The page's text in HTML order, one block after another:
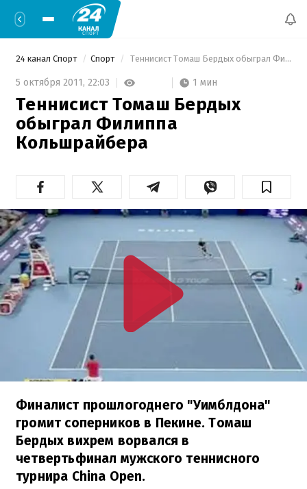
24 канал Спорт Спорт Теннисист Томаш Бердых обыграл Филиппа Кольшрайбера
5 октября 2011, 22:03 1 мин
Теннисист Томаш Бердых
обыграл Филиппа
Кольшрайбера
Финалист прошлогоднего "Уимблдона"
громит соперников в Пекине. Томаш
Бердых вихрем ворвался в
четвертьфинал мужского теннисного
турнира China Open.